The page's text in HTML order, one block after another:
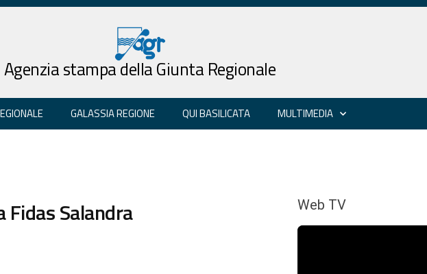
Agenzia stampa della Giunta Regionale
GALASSIA REGIONE QUI BASILICATA MULTIMEDIA
Salandra Web TV